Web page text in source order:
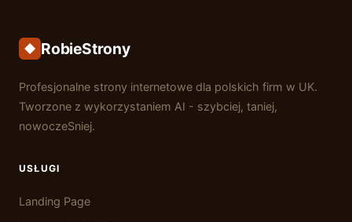
RobieStrony
Profesjonalne strony internetowe dla polskich firm w UK.
Tworzone z wykorzystaniem AI - szybciej, taniej,
nowoczeSniej.
USŁUGI
Landing Page